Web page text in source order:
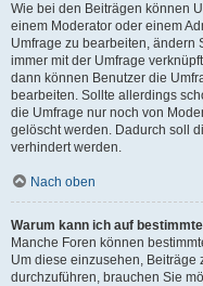
Wie bei den Beiträgen können
einem Moderator oder einem
Umfrage zu bearbeiten, ändern
immer mit der Umfrage
dann können Benutzer die
bearbeiten. Sollte allerdings
die Umfrage nur noch von
gelöscht werden. Dadurch soll
verhindert werden.
Nach oben
Warum kann ich auf
Manche Foren können
Um diese einzusehen, Beiträge
durchzuführen, brauchen Sie